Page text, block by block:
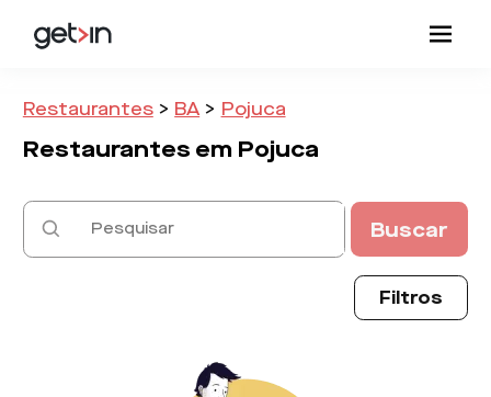
Restaurantes > BA > Pojuca
Restaurantes em Pojuca
Buscar
Filtros